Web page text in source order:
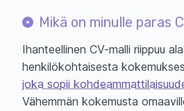
Mikä on minulle paras
Ihanteellinen CV-malli riippuu
henkilökohtaisesta
joka sopii
Vähemmän kokemusta